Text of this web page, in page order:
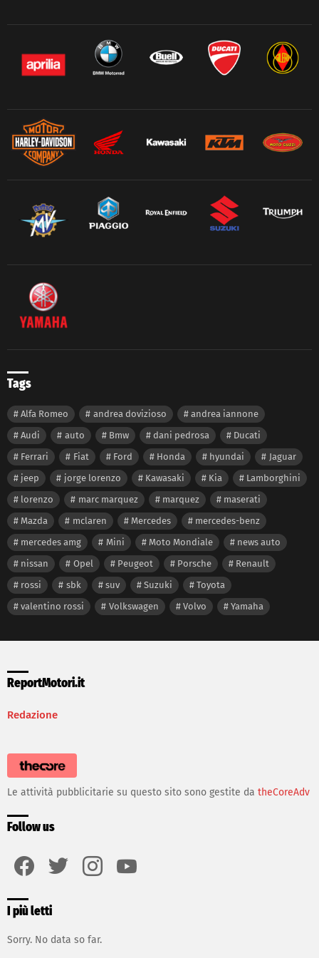
Tags
Alfa Romeo andrea dovizioso
andrea iannone
Audi
auto Bmw dani pedrosa
Ducati
Ferrari
Fiat Ford Honda hyundai
Jaguar
jeep
jorge lorenzo Kawasaki Kia
Lamborghini
lorenzo
marc marquez marquez
maserati
Mazda
mclaren Mercedes
mercedes-benz
mercedes amg
Mini Moto Mondiale
news auto
nissan
Opel Peugeot Porsche
Renault
rossi
sbk suv Suzuki
Toyota
valentino rossi
Volkswagen Volvo Yamaha
ReportMotori.it
Redazione
Le attività pubblicitarie su questo sito sono gestite da theCoreAdv
Follow us
I più letti
Sorry. No data so far.